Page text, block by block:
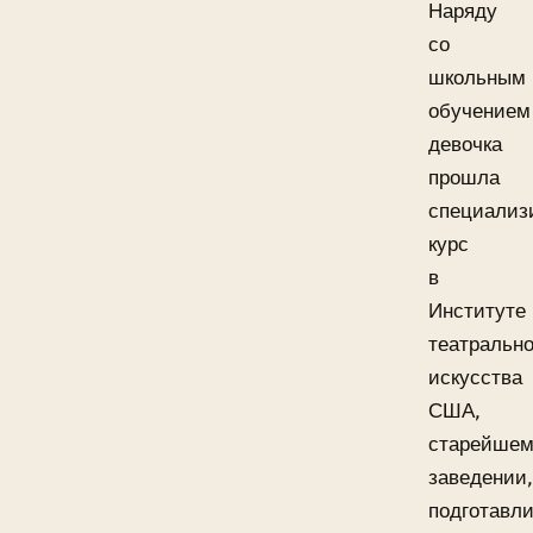
Наряду
со
школьным
обучением
девочка
прошла
курс
в
Институте
искусства
США,
старейшем
заведении,